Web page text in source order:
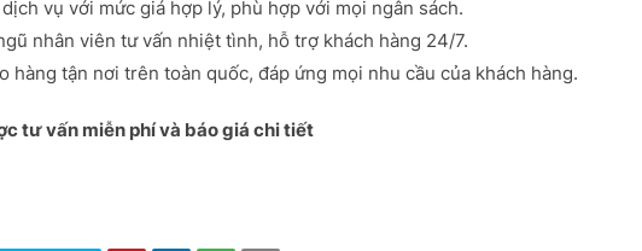
vụ với mức giá hợp lý, phù hợp với mọi ngân sách.
nhân viên tư vấn nhiệt tình, hỗ trợ khách hàng 24/7.
hàng tận nơi trên toàn quốc, đáp ứng mọi nhu cầu của khách hàng.
tư vấn miễn phí và báo giá chi tiết